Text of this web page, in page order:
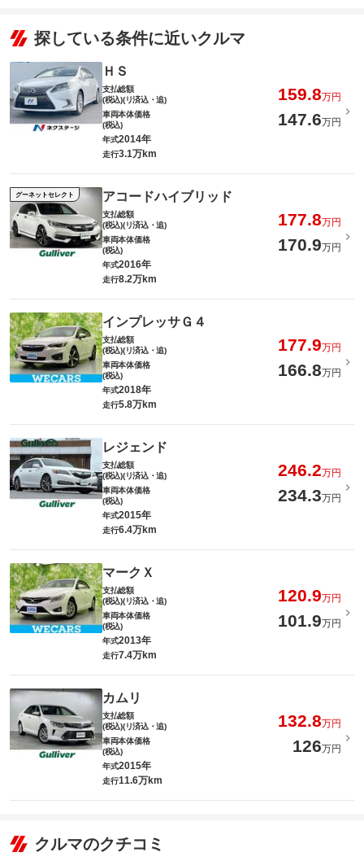
探している条件に近いクルマ
ＨＳ
支払総額
(税込)(リ済込・追)
159.8万円
車両本体価格
(税込)
147.6万円
年式2014年
走行3.1万km
グーネットセレクト アコードハイブリッド
支払総額
(税込)(リ済込・追)
177.8万円
車両本体価格
(税込)
170.9万円
年式2016年
走行8.2万km
インプレッサＧ４
支払総額
(税込)(リ済込・追)
177.9万円
車両本体価格
(税込)
166.8万円
年式2018年
走行5.8万km
レジェンド
支払総額
(税込)(リ済込・追)
246.2万円
車両本体価格
(税込)
234.3万円
年式2015年
走行6.4万km
マークＸ
支払総額
(税込)(リ済込・追)
120.9万円
車両本体価格
(税込)
101.9万円
年式2013年
走行7.4万km
カムリ
支払総額
(税込)(リ済込・追)
132.8万円
車両本体価格
(税込)
126万円
年式2015年
走行11.6万km
クルマのクチコミ